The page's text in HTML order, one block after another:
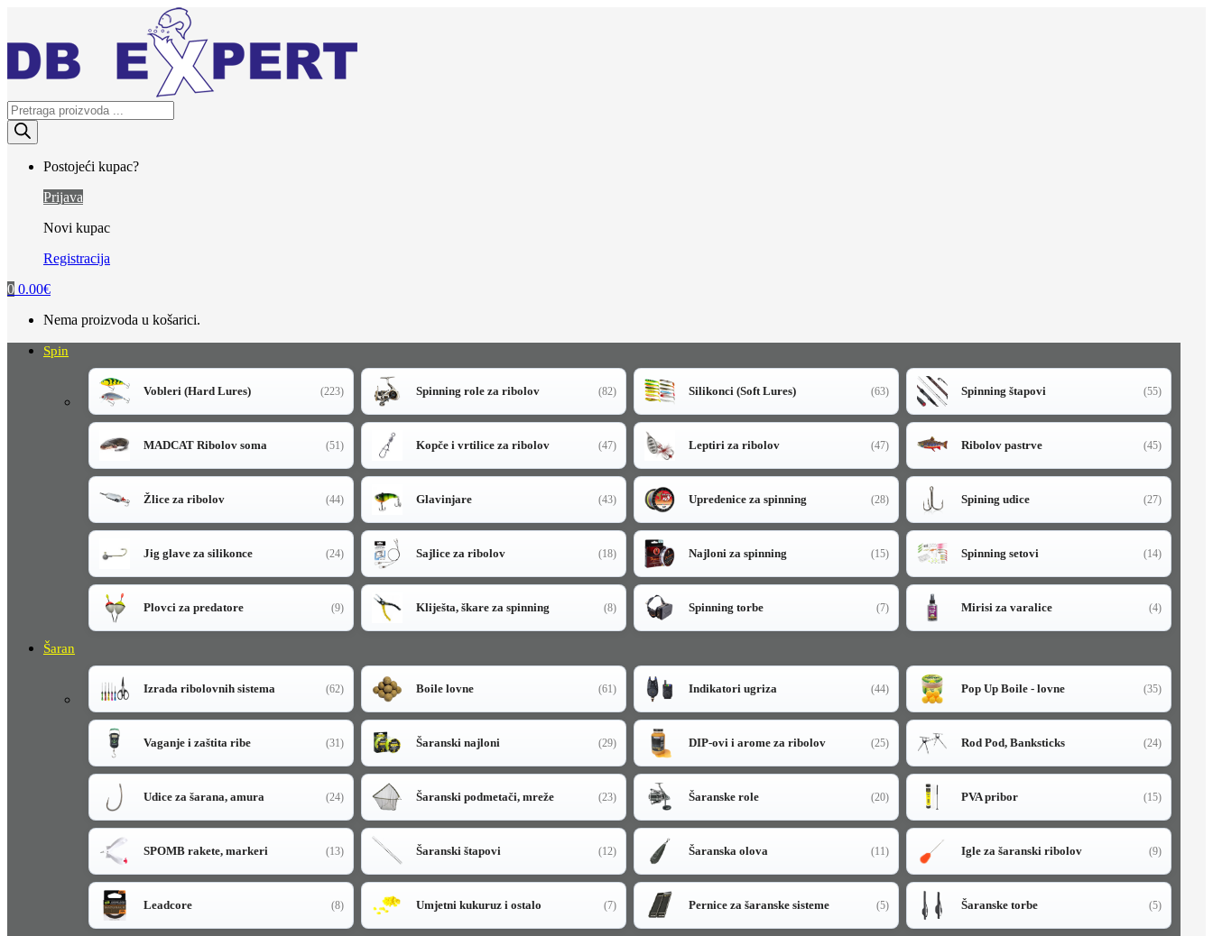
navigation
content
Products
search
Postojeći kupac?
Prijava
Novi kupac
Registracija
0 0.00€
Nema proizvoda u košarici.
Spin
Vobleri (Hard Lures) (223) Spinning role za ribolov (82) Silikonci (Soft Lures) (63) Spinning štapovi (55)
MADCAT Ribolov soma (51) Kopče i vrtilice za ribolov (47) Leptiri za ribolov (47) Ribolov pastrve (45)
Žlice za ribolov (44) Glavinjare (43) Upredenice za spinning (28) Spining udice (27)
Jig glave za silikonce (24) Sajlice za ribolov (18) Najloni za spinning (15) Spinning setovi (14)
Plovci za predatore (9) Kliješta, škare za spinning (8) Spinning torbe (7) Mirisi za varalice (4)
Šaran
Izrada ribolovnih sistema (62) Boile lovne (61) Indikatori ugriza (44) Pop Up Boile - lovne (35)
Vaganje i zaštita ribe (31) Šaranski najloni (29) DIP-ovi i arome za ribolov (25) Rod Pod, Banksticks (24)
Udice za šarana, amura (24) Šaranski podmetači, mreže (23) Šaranske role (20) PVA pribor (15)
SPOMB rakete, markeri (13) Šaranski štapovi (12) Šaranska olova (11) Igle za šaranski ribolov (9)
Leadcore (8) Umjetni kukuruz i ostalo (7) Pernice za šaranske sisteme (5) Šaranske torbe (5)